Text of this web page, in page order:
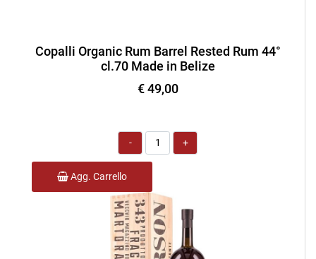
Copalli Organic Rum Barrel Rested Rum 44°
cl.70 Made in Belize
€ 49,00
Quantità
Agg. Carrello